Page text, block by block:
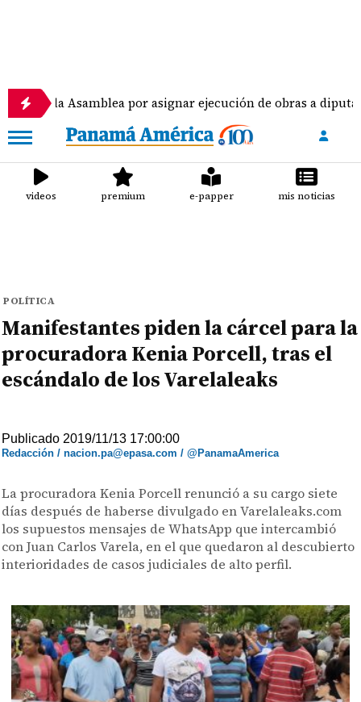
por asignar ejecución de obras a diputados
videos premium e-papper mis noticias
POLÍTICA
Manifestantes piden la cárcel para la
procuradora Kenia Porcell, tras el
escándalo de los Varelaleaks
Publicado 2019/11/13 17:00:00
Redacción / nacion.pa@epasa.com / @PanamaAmerica
La procuradora Kenia Porcell renunció a su cargo siete
días después de haberse divulgado en Varelaleaks.com
los supuestos mensajes de WhatsApp que intercambió
con Juan Carlos Varela, en el que quedaron al descubierto
interioridades de casos judiciales de alto perfil.